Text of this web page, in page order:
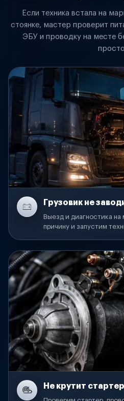
Если техника встала на
стоянке, мастер проверит
ЭБУ и проводку на месте
Грузовик не
Выезд и диагностика
причину и запустим
Не крутит стартер